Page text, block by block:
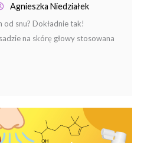
Agnieszka Niedziałek
snu? Dokładnie tak!
na skórę głowy stosowana